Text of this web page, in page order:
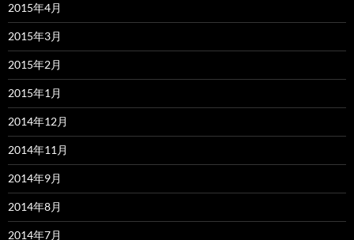
2015年4月
2015年3月
2015年2月
2015年1月
2014年12月
2014年11月
2014年9月
2014年8月
2014年7月